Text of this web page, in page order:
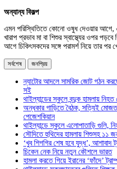
অন্যান্য বিকল্প
এমন পরিস্থিতিতে কোনো ওষুধ দেওয়ার আগে,
খারাপ প্রভাব মা বা শিশুর স্বাস্থ্যের ওপর
আগে চিকিৎসকদের সঙ্গে পরামর্শ নিয়ে তার পর
সর্বশেষ জনপ্রিয়
ন্যাটোর আদলে সামরিক জোট গঠন
সই
থাইল্যান্ডের স্কুলে বন্দুক হামলায়
অন্ধকার গাড়িতে বৈঠক, সত্যিই
পেজেশকিয়ান
থাইল্যান্ডে স্কুলে এলোপাতাড়ি গুলি,
সৌদিতে হুথিদের হামলায় শিশুসহ ১১
‘খুব শিগগির শেষ হবে যুদ্ধ’, আশাবাদ
চিকেন নেক নিয়ে নতুন কৌশলে ভারত
হামলা করতে গিয়ে ইরানের ‘ফাঁদে’